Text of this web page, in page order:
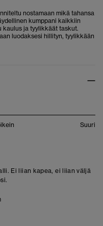
nostamaan mikä tahansa
kumppani kaikkiin
kaulus ja tyylikkäät taskut.
luodaksesi hillityn, tyylikkään
Suuri
Ei liian kapea, ei liian väljä